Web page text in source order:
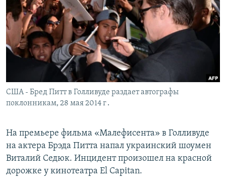
СПОРТ
АРХИВ
Հայերեն
Русский
США - Бред Питт в Голливуде раздает автографы
поклонникам, 28 мая 2014 г․
На премьере фильма «Малефисента» в Голливуде
на актера Брэда Питта напал украинский шоумен
Виталий Седюк. Инцидент произошел на красной
дорожке у кинотеатра El Capitan.